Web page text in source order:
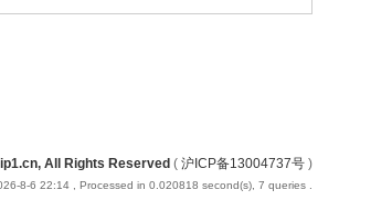
All Rights Reserved ( 沪ICP备13004737号 )
8-6 22:14 , Processed in 0.020818 second(s), 7 queries .